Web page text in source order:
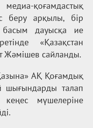
қоғамдастық
беру арқылы, бір
дауысқа ие
«Қазақстан
Жәмішев сайланды.
АҚ Қоғамдық
шығындарды талап
кеңес мүшелеріне